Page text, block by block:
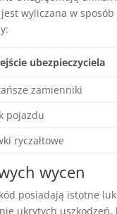
jest wyliczana w
ubezpieczyciela
zamienniki
pojazdu
ryczałtowe
wycen
posiadają istotne
ukrytych